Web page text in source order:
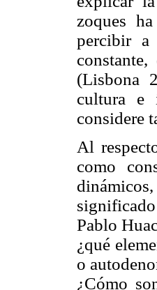
zoques
percibir a
(Lisbona
cultura e
considere
Al
como
Pablo
¿qué
o
¿Cómo